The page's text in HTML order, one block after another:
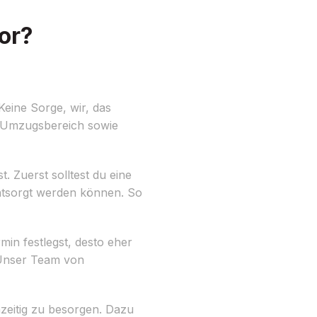
Sorge, wir, das
sowie
Zuerst solltest du eine
werden können. So
festlegst, desto eher
Team von
zu besorgen. Dazu